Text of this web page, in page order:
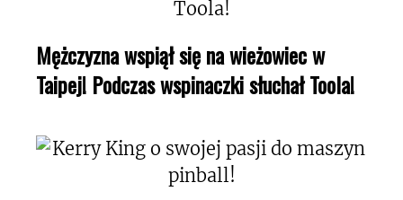
Mężczyzna wspiął się na wieżowiec w
Taipej! Podczas wspinaczki słuchał Toola!